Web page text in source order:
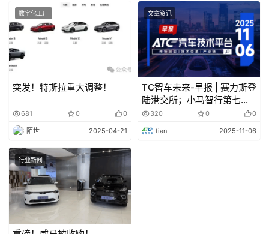
本届峰会将继续深耕 冲压、焊装、涂装、总装四大核心
工艺，并重磅聚焦设备智能运维与数字化工厂的落地实践。
我们将汇聚超过
来自国内外主流整车厂、核心零部
件企业、顶尖设备供应商及知名科研院所的行业领袖与技术
专家，通过前沿主题演讲、深度圆桌讨论、精准供需对接与
标杆工厂考察，与业界同仁一同洞察趋势、分享智慧、促成
合作，携手驶向智能制造的广阔未来！
PART 01
日程安排
数字化工厂
突发！特斯拉重大调整！
681 0 0
陌世 2025-04-21
文章资讯
TC智车未来-早报 | 赛力斯登
陆港交所；小马智行第七代
自动驾驶车辆正式投入运营
320 0 0
tian 2025-11-06
行业新闻